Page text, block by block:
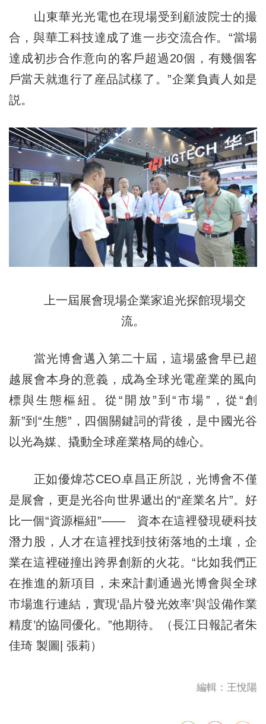
山東華光光電也在現場受到顧波院士的撮
合，與華工科技達成了進一步交流合作。“當場
達成初步合作意向的客戶超過20個，有幾個客
戶當天就進行了産品試樣了。”企業負責人如是
説。
上一屆展會現場企業家追光探館現場交
流。
當光博會邁入第二十屆，這場盛會早已超
越展會本身的意義，成為全球光電産業的風向
標與生態樞紐。從“開放”到“市場”，從“創
新”到“生態”，四個關鍵詞的背後，是中國光谷
以光為媒、撬動全球産業格局的雄心。
正如優煒芯CEO卓昌正所説，光博會不僅
是展會，更是光谷向世界遞出的“産業名片”。好
比一個“資源樞紐”—— 資本在這裡發現硬科技
潛力股，人才在這裡找到技術落地的土壤，企
業在這裡碰撞出跨界創新的火花。“比如我們正
在推進的新項目，未來計劃通過光博會與全球
市場進行連結，實現‘晶片發光效率’與‘設備作業
精度’的協同優化。”他期待。（長江日報記者朱
佳琦 製圖| 張莉）
編輯：王悅陽